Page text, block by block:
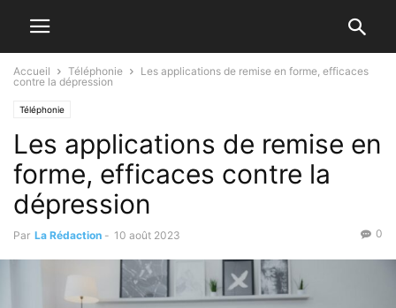
Accueil Téléphonie
Les applications de remise en forme, efficaces
contre la dépression
Téléphonie
Les applications de remise en
forme, efficaces contre la
dépression
Par La Rédaction - 10 août 2023 0